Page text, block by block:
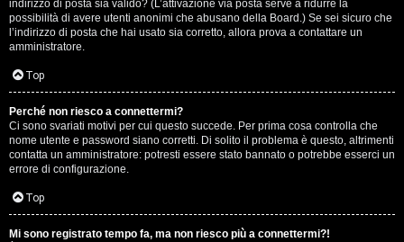
s
p
o
s
t
a
indirizzo di posta sia valido? (L’attivazione via posta serve a ridurre la
possibilità di avere utenti anonimi che abusano della Board.) Se sei sicuro che
l’indirizzo di posta che hai usato sia corretto, allora prova a contattare un
amministratore.
Top
Perché non riesco a connettermi?
Ci sono svariati motivi per cui questo succede. Per prima cosa controlla che
nome utente e password siano corretti. Di solito il problema è questo, altrimenti
contatta un amministratore: potresti essere stato bannato o potrebbe esserci un
errore di configurazione.
Top
Mi sono registrato tempo fa, ma non riesco più a connettermi?!
'
A
g
o
s
t
i
n